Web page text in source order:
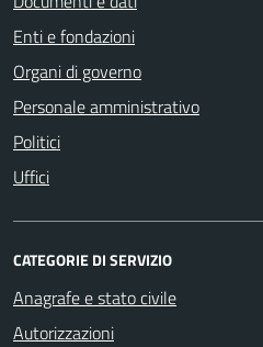
Enti e fondazioni
Organi di governo
Personale amministrativo
Politici
Uffici
CATEGORIE DI SERVIZIO
Anagrafe e stato civile
Autorizzazioni